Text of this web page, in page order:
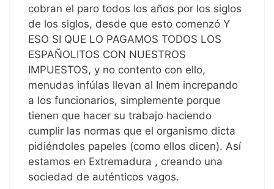
cobran el paro todos los años por los siglos
de los siglos, desde que esto comenzó Y
ESO SI QUE LO PAGAMOS TODOS LOS
ESPAÑOLITOS CON NUESTROS
IMPUESTOS, y no contento con ello,
menudas infúlas llevan al Inem increpando
a los funcionarios, simplemente porque
tienen que hacer su trabajo haciendo
cumplir las normas que el organismo dicta
pidiéndoles papeles (como ellos dicen). Así
estamos en Extremadura , creando una
sociedad de auténticos vagos.